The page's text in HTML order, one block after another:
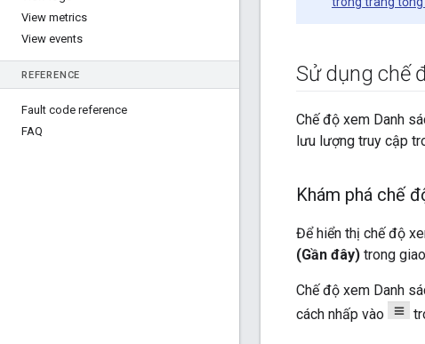
View metrics
View events
REFERENCE
Fault code reference
FAQ
Sử dụng chế
Chế độ xem Danh
lưu lượng truy cập
Khám phá chế
Để hiển thị chế độ
(Gần đây) trong
Chế độ xem Danh
cách nhấp vào